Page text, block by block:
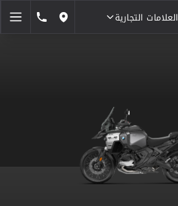
العلامات التجارية
مواقعنا